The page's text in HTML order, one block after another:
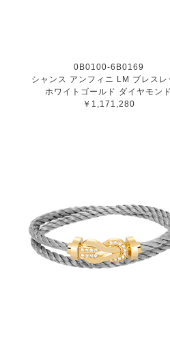
0B0100-6B0169
シャンス アンフィニ LM ブレスレ
ホワイトゴールド ダイヤモンド
￥1,171,280